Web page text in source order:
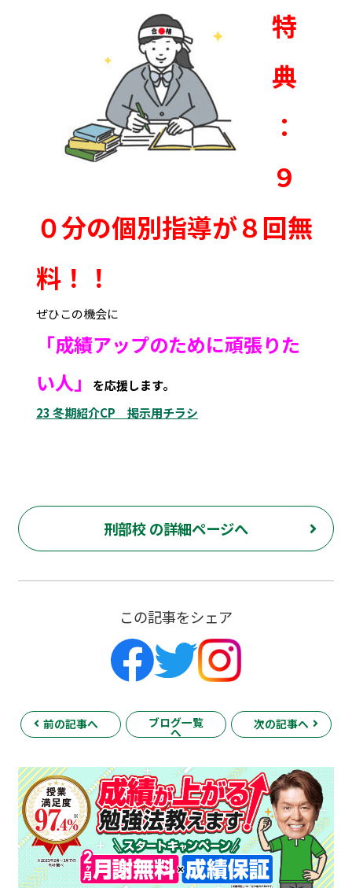
特
典
：
９
０分の個別指導が８回無
料！！
ぜひこの機会に
「成績アップのために頑張りた
い人」
を応援します。
23 冬期紹介CP 掲示用チラシ
刑部校 の詳細ページへ
この記事をシェア
前の記事へ ブログ一覧
へ
次の記事へ